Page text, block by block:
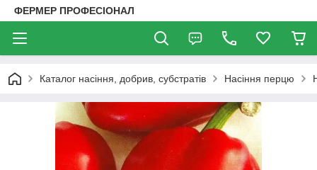
ФЕРМЕР ПРОФЕСІОНАЛ
Каталог насіння, добрив, субстратів Насіння перцю